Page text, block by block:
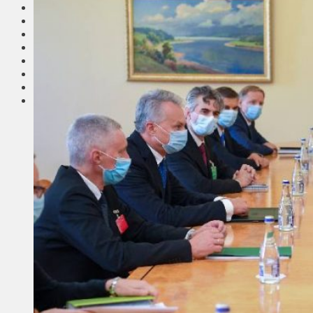
Фоторепортаж
Туризм
ЛК рекомендует
Сеньорам
Образование
Здравоохранение
Экология
Происшествия
Приграничье
Деньги
Визиты
Выборы
Агроновости
Едим дома
Ищу семью